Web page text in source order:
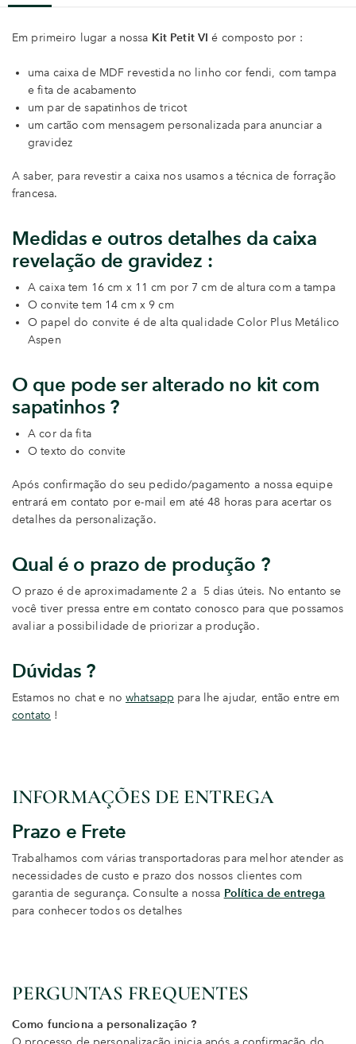
Em primeiro lugar a nossa Kit Petit VIé composto por :
uma caixa de MDF revestida no linho cor fendi, com tampa
e fita de acabamento
um par de sapatinhos de tricot
um cartão com mensagem personalizada para anunciar a
gravidez
A saber, para revestir a caixa nos usamos a técnica de forração
francesa.
Medidas e outros detalhes da caixa
revelação de gravidez :
A caixa tem 16 cm x 11 cm por 7 cm de altura com a tampa
O convite tem 14 cm x 9 cm
O papel do convite é de alta qualidade Color Plus Metálico
Aspen
O que pode ser alterado no kit com
sapatinhos ?
A cor da fita
O texto do convite
Após confirmação do seu pedido/pagamento a nossa equipe
entrará em contato por e-mail em até 48 horas para acertar os
detalhes da personalização.
Qual é o prazo de produção ?
O prazo é de aproximadamente 2 a 5 dias úteis. No entanto se
você tiver pressa entre em contato conosco para que possamos
avaliar a possibilidade de priorizar a produção.
Dúvidas ?
Estamos no chat e no whatsapp para lhe ajudar, então entre em
contato !
INFORMAÇÕES DE ENTREGA
Prazo e Frete
Trabalhamos com várias transportadoras para melhor atender as
necessidades de custo e prazo dos nossos clientes com
garantia de segurança. Consulte a nossa Política de entrega
para conhecer todos os detalhes
PERGUNTAS FREQUENTES
Como funciona a personalização ?